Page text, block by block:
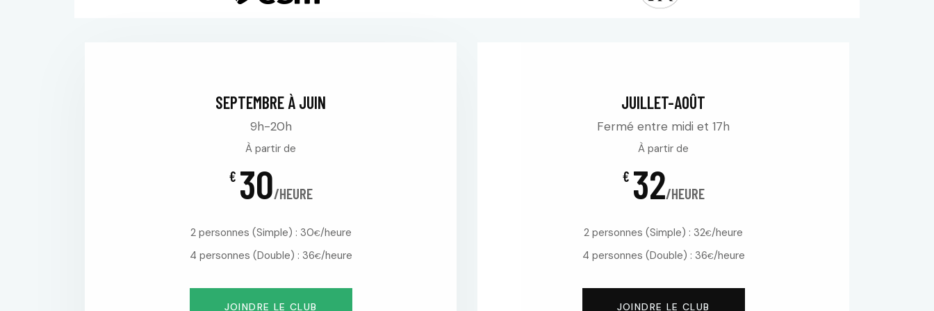
SEPTEMBRE À JUIN
9h-20h
À partir de
€ 30/HEURE
2 personnes (Simple) : 30€/heure
4 personnes (Double) : 36€/heure
JOINDRE LE CLUB
JUILLET-AOÛT
Fermé entre midi et 17h
À partir de
€ 32/HEURE
2 personnes (Simple) : 32€/heure
4 personnes (Double) : 36€/heure
JOINDRE LE CLUB